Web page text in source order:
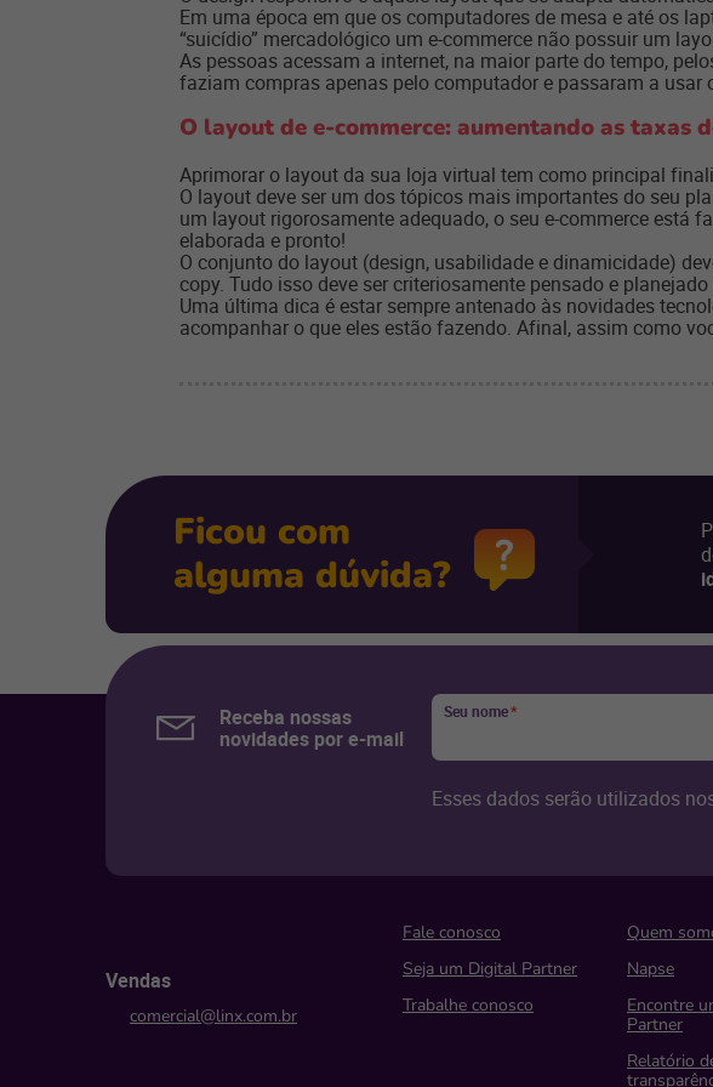
Em uma época em que os computadores de mesa e até os
“suicídio” mercadológico um e-commerce não possuir um
As pessoas acessam a internet, na maior parte do tempo,
faziam compras apenas pelo computador e passaram a usar
O layout de e-commerce: aumentando as taxas
Aprimorar o layout da sua loja virtual tem como principal
O layout deve ser um dos tópicos mais importantes do seu
um layout rigorosamente adequado, o seu e-commerce está
elaborada e pronto!
O conjunto do layout (design, usabilidade e dinamicidade)
copy. Tudo isso deve ser criteriosamente pensado e
Uma última dica é estar sempre antenado às novidades
acompanhar o que eles estão fazendo. Afinal, assim como
Ficou com
alguma dúvida?
Receba nossas
novidades por e-mail
Seu nome*
Esses dados serão utilizados
Vendas
comercial@linx.com.br
Fale conosco
Quem
Seja um Digital Partner
Napse
Trabalhe conosco
Encontre
Partner
Relatório